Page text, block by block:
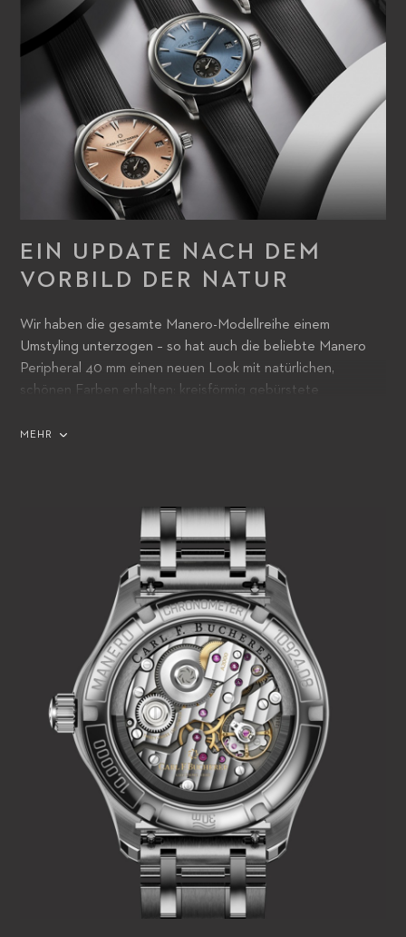
EIN UPDATE NACH DEM
VORBILD DER NATUR
Wir haben die gesamte Manero-Modellreihe einem
Umstyling unterzogen – so hat auch die beliebte Manero
Peripheral 40 mm einen neuen Look mit natürlichen,
schönen Farben erhalten: kreisförmig gebürstete
schwarzer kleiner Sekunde, und silberweisse und schwarze
Gemeinsam läuten die Uhren eine neue Ära farbenfroher,
leuchtender und moderner Zeitmesser bei uns ein.
MEHR